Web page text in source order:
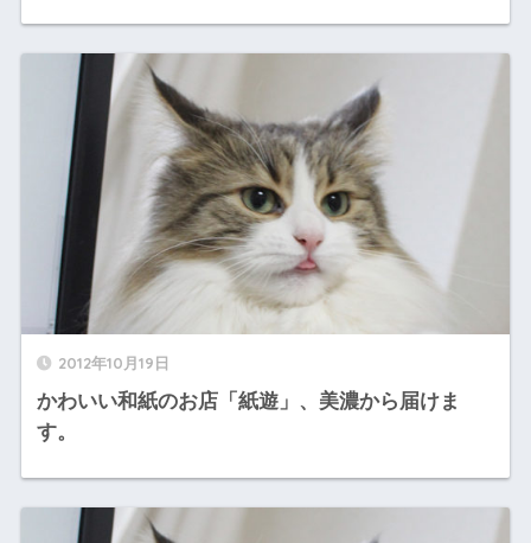
2012年10月19日
かわいい和紙のお店「紙遊」、美濃から届けま
す。